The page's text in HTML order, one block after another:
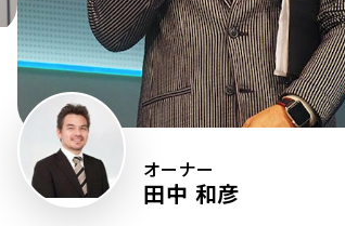
オーナー
田中 和彦